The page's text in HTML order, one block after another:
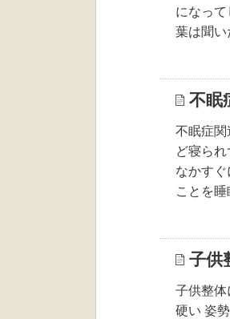
になっ
葉は聞
不眠
不眠症
ど寝ら
なかす
ことを
子供
子供整体
硬い 姿